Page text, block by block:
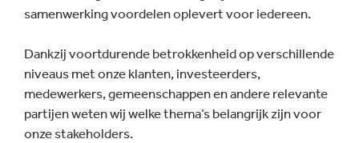
samenwerking voordelen oplevert voor iedereen.
Dankzij voortdurende betrokkenheid op verschillende
niveaus met onze klanten, investeerders,
medewerkers, gemeenschappen en andere relevante
partijen weten wij welke thema’s belangrijk zijn voor
onze stakeholders.